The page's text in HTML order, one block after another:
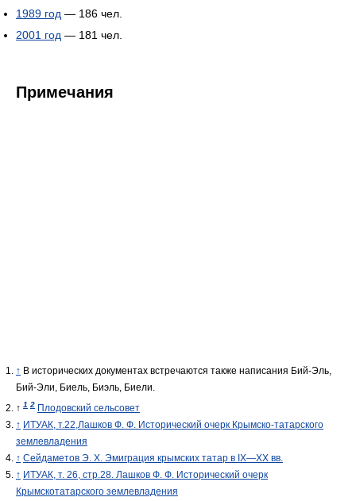
1989 год — 186 чел.
2001 год — 181 чел.
Примечания
↑ В исторических документах встречаются также написания Бий-Эль,
Бий-Эли, Биель, Биэль, Биели.
↑ 1 2 Плодовский сельсовет
↑ ИТУАК, т.22,Лашков Ф. Ф. Исторический очерк Крымско-татарского
землевладения
↑ Сейдаметов Э. Х. Эмиграция крымских татар в IX—XX вв.
↑ ИТУАК, т. 26, стр.28. Лашков Ф. Ф. Исторический очерк
Крымскотатарского землевладения